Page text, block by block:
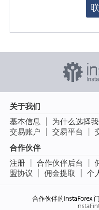
关于我们
基本信息
| 为什么选择
交易账户
| 交易平台 |
合作伙伴
注册 | 合作伙伴后台 |
盟协议
| 佣金提取 | 个
合作伙伴的InstaForex